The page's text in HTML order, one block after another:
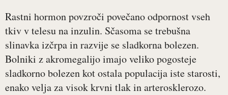
Rastni hormon povzroči povečano odpornost vseh
tkiv v telesu na inzulin. Sčasoma se trebušna
slinavka izčrpa in razvije se sladkorna bolezen.
Bolniki z akromegalijo imajo veliko pogosteje
sladkorno bolezen kot ostala populacija iste starosti,
enako velja za visok krvni tlak in arterosklerozo.